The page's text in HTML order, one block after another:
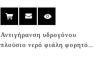
Αντιγήρανση υδρογόνου
πλούσιο νερό φιάλη φορητό